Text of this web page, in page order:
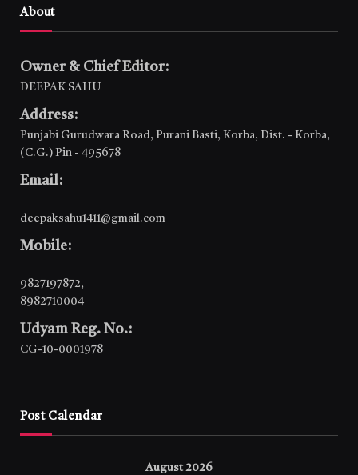
About
Owner & Chief Editor:
DEEPAK SAHU
Address:
Punjabi Gurudwara Road, Purani Basti, Korba, Dist. - Korba,
(C.G.) Pin - 495678
Email:
deepaksahu1411@gmail.com
Mobile:
9827197872,
8982710004
Udyam Reg. No.:
CG-10-0001978
Post Calendar
August 2026